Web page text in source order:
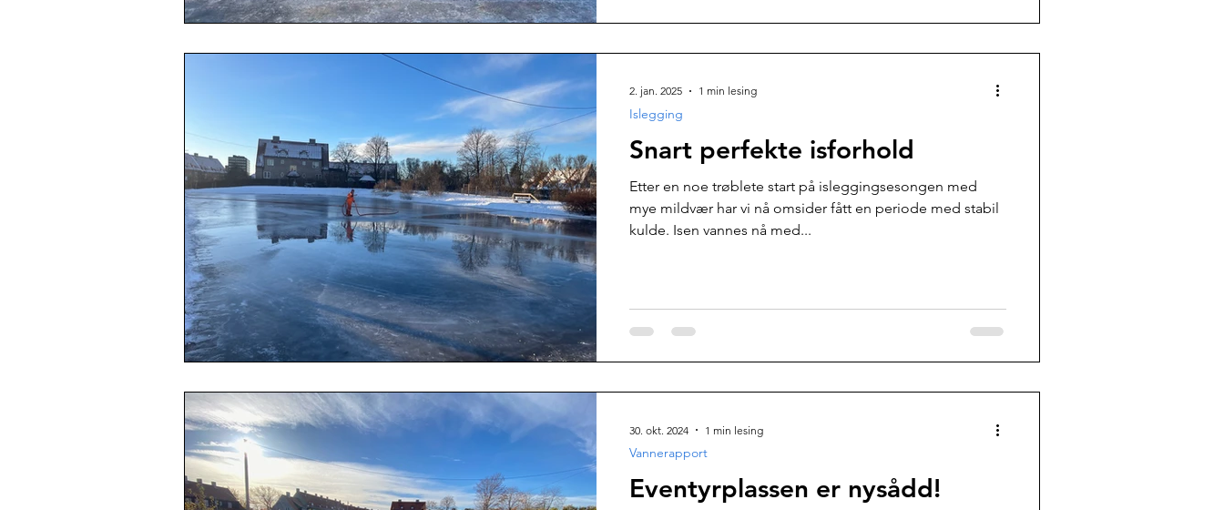
Snart perfekte isforhold
Etter en noe trøblete start på isleggingsesongen med
mye mildvær har vi nå omsider fått en periode med stabil
kulde. Isen vannes nå med...
Islegging
2. jan. 2025 1 min lesing
Eventyrplassen er nysådd!
Vannerapport
30. okt. 2024 1 min lesing